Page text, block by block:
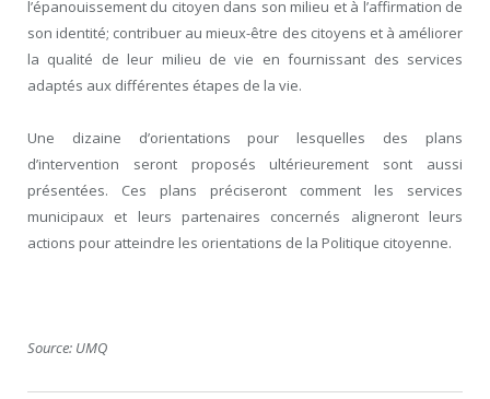
l’épanouissement du citoyen dans son milieu et à l’affirmation de
son identité; contribuer au mieux-être des citoyens et à améliorer
la qualité de leur milieu de vie en fournissant des services
adaptés aux différentes étapes de la vie.
Une dizaine d’orientations pour lesquelles des plans
d’intervention seront proposés ultérieurement sont aussi
présentées. Ces plans préciseront comment les services
municipaux et leurs partenaires concernés aligneront leurs
actions pour atteindre les orientations de la Politique citoyenne.
Source: UMQ